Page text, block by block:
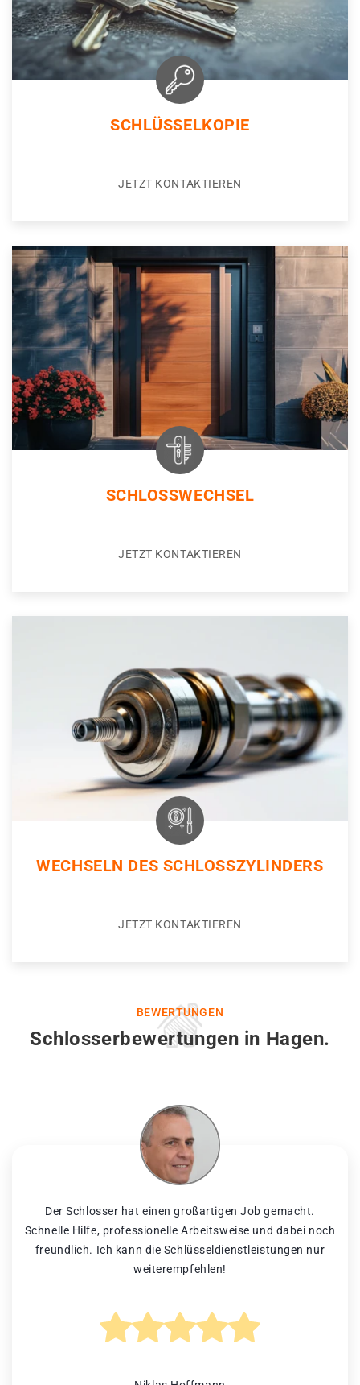
SCHLÜSSELKOPIE
JETZT KONTAKTIEREN
SCHLOSSWECHSEL
JETZT KONTAKTIEREN
WECHSELN DES SCHLOSSZYLINDERS
JETZT KONTAKTIEREN
BEWERTUNGEN
Schlosserbewertungen in Hagen.
Der Schlosser hat einen großartigen Job gemacht.
Schnelle Hilfe, professionelle Arbeitsweise und dabei noch
freundlich. Ich kann die Schlüsseldienstleistungen nur
weiterempfehlen!